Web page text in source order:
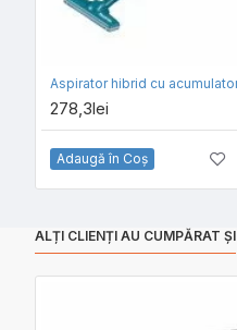
278,3lei
Adaugă în Coş
ALȚI CLIENȚI AU CUMPĂRAT ȘI